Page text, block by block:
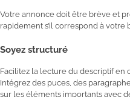
Votre annonce doit être brève et
rapidement s’il correspond à votre
Soyez structuré
Facilitez la lecture du descriptif en
Intégrez des puces, des
sur les éléments importants avec